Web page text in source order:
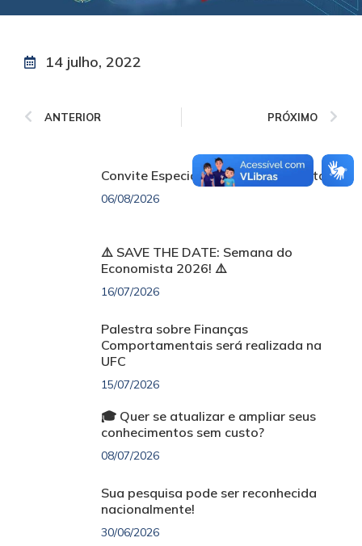
14 julho, 2022
ANTERIOR PRÓXIMO
Convite Especial | Dia do Economista
06/08/2026
⚠️ SAVE THE DATE: Semana do
Economista 2026! ⚠️
16/07/2026
Palestra sobre Finanças
Comportamentais será realizada na
UFC
15/07/2026
🎓 Quer se atualizar e ampliar seus
conhecimentos sem custo?
08/07/2026
Sua pesquisa pode ser reconhecida
nacionalmente!
30/06/2026